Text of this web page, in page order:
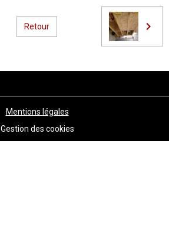
Retour
Mentions légales
Gestion des cookies